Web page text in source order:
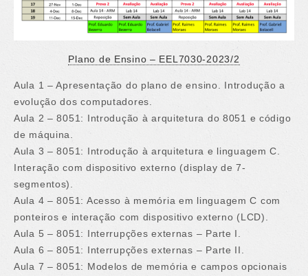
Plano de Ensino – EEL7030-2023/2
Aula 1 – Apresentação do plano de ensino. Introdução a
evolução dos computadores.
Aula 2 – 8051: Introdução à arquitetura do 8051 e código
de máquina.
Aula 3 – 8051: Introdução à arquitetura e linguagem C.
Interação com dispositivo externo (display de 7-
segmentos).
Aula 4 – 8051: Acesso à memória em linguagem C com
ponteiros e interação com dispositivo externo (LCD).
Aula 5 – 8051: Interrupções externas – Parte I.
Aula 6 – 8051: Interrupções externas – Parte II.
Aula 7 – 8051: Modelos de memória e campos opcionais